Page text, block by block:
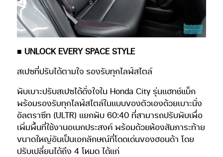
■ UNLOCK EVERY SPACE STYLE
สเปซที่ปรับได้ตามใจ รองรับทุกไลฟ์สไตล์
พับเบาะปรับสเปซได้ดั่งใจใน Honda City รุ่นแฮทช์แบ็ก
พร้อมรองรับทุกไลฟ์สไตล์ในแบบของตัวเองด้วยเบาะนั่ง
อัลตราซีท (ULTR) แยกพับ 60:40 ที่สามารถปรับพับเพื่อ
เพิ่มพื้นที่ใช้งานอเนกประสงค์ พร้อมด้วยห้องสัมภาระท้าย
ขนาดใหญ่อันเป็นเอกลักษณ์ที่โดดเด่นของฮอนด้า โดย
ปรับเปลี่ยนได้ถึง 4 โหมด ได้แก่